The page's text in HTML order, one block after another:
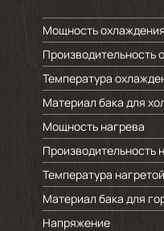
Мощность охлаждения
Производительность
Температура
Материал бака для
Мощность нагрева
Производительность
Температура
Материал бака для
Напряжение